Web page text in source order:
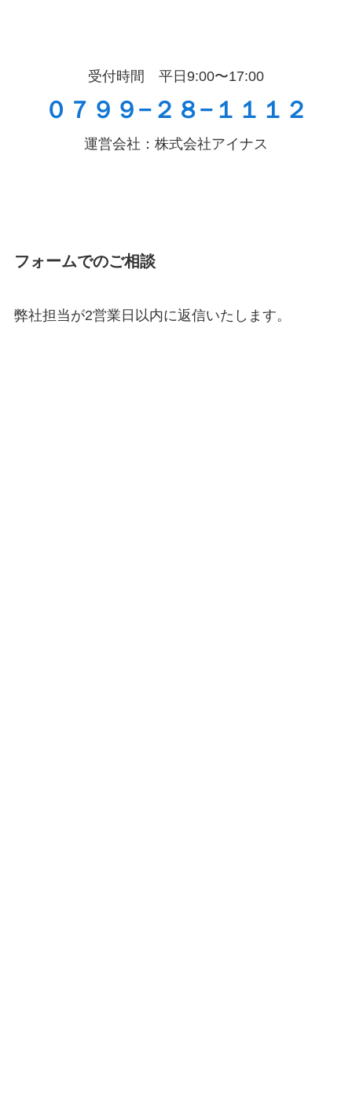
受付時間 平日9:00〜17:00
０７９９−２８−１１１２
運営会社：株式会社アイナス
フォームでのご相談
弊社担当が2営業日以内に返信いたします。